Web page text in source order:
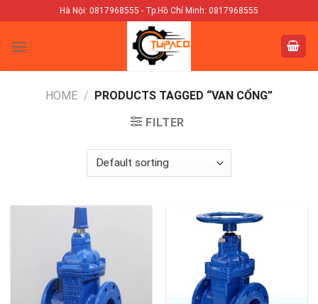
to
content
Hà Nội: 0817968555 - Tp.Hồ Chí Minh: 0817968555
HOME / PRODUCTS TAGGED “VAN CỔNG”
FILTER